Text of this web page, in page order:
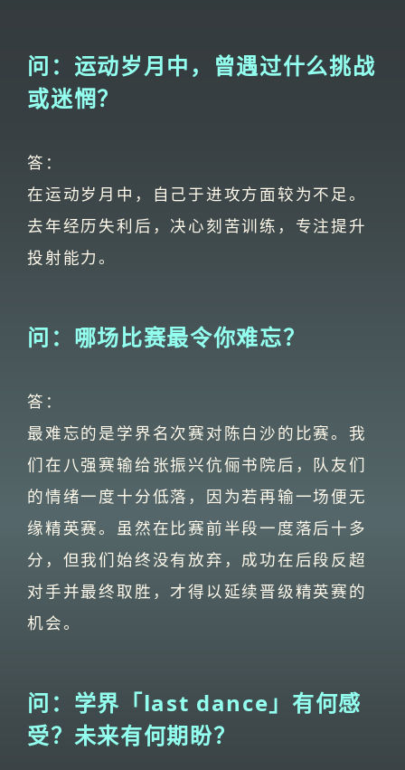
问：运动岁月中，曾遇过什么挑战
或迷惘？
答：
在运动岁月中，自己于进攻方面较为不足。
去年经历失利后，决心刻苦训练，专注提升
投射能力。
问：哪场比赛最令你难忘？
答：
最难忘的是学界名次赛对陈白沙的比赛。我
们在八强赛输给张振兴伉俪书院后，队友们
的情绪一度十分低落，因为若再输一场便无
缘精英赛。虽然在比赛前半段一度落后十多
分，但我们始终没有放弃，成功在后段反超
对手并最终取胜，才得以延续晋级精英赛的
机会。
问：学界「last dance」有何感
受？未来有何期盼？